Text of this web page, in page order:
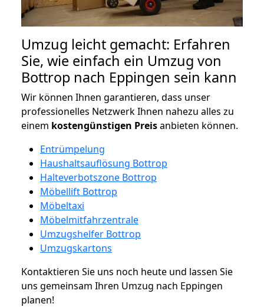
Umzug leicht gemacht: Erfahren
Sie, wie einfach ein Umzug von
Bottrop nach Eppingen sein kann
Wir können Ihnen garantieren, dass unser
professionelles Netzwerk Ihnen nahezu alles zu
einem kostengünstigen Preisanbieten können.
Entrümpelung
Haushaltsauflösung Bottrop
Halteverbotszone Bottrop
Möbellift Bottrop
Möbeltaxi
Möbelmitfahrzentrale
Umzugshelfer Bottrop
Umzugskartons
Kontaktieren Sie uns noch heute und lassen Sie
uns gemeinsam Ihren Umzug nach Eppingen
planen!